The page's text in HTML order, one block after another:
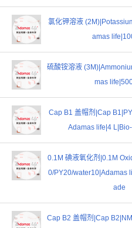
氯化钾溶液
amas
硫酸铵溶液
mas
Cap B1 盖帽剂|Cap
Adamas life|4
0.1M 碘液氧化剂|0.1M
0/PY20/water10|Adamas
ade
Cap B2 盖帽剂|Cap